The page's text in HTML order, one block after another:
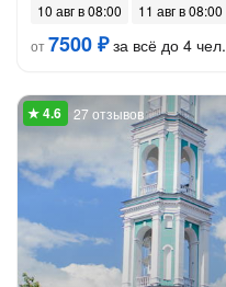
10 авг в 08:00
11 авг в 08:00
от7500 ₽за всё до 4 чел.
27 отзывов